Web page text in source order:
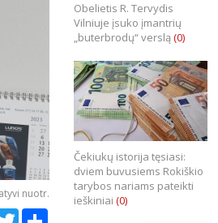
nuotr.
TwitterShare
Obelietis R. Tervydis
Vilniuje įsuko įmantrių
„buterbrodų“ verslą (0)
Čekiukų istorija tęsiasi:
dviem buvusiems Rokiškio
tarybos nariams pateikti
ieškiniai (0)